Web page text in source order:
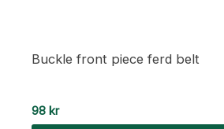
Buckle front piece ferd belt
98 kr